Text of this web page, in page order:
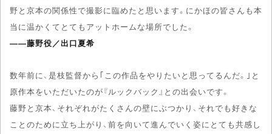
野と京本の関係性で撮影に臨めたと思います。にかほの皆さんも本
当に温かくてとてもアットホームな場所でした。
――藤野役／出口夏希
数年前に、是枝監督から｢この作品をやりたいと思ってるんだ。｣と
原作本をいただいたのが『ルックバック』との出会いです。
藤野と京本、それぞれがたくさんの壁にぶつかり、それでも好きな
ことのために立ち上がり、前を向いて進んでいく姿にとても共感し